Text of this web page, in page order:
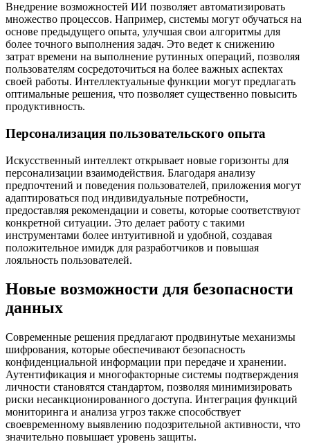
Внедрение возможностей ИИ позволяет автоматизировать
множество процессов. Например, системы могут обучаться на
основе предыдущего опыта, улучшая свои алгоритмы для
более точного выполнения задач. Это ведет к снижению
затрат времени на выполнение рутинных операций, позволяя
пользователям сосредоточиться на более важных аспектах
своей работы. Интеллектуальные функции могут предлагать
оптимальные решения, что позволяет существенно повысить
продуктивность.
Персонализация пользовательского опыта
Искусственный интеллект открывает новые горизонты для
персонализации взаимодействия. Благодаря анализу
предпочтений и поведения пользователей, приложения могут
адаптироваться под индивидуальные потребности,
предоставляя рекомендации и советы, которые соответствуют
конкретной ситуации. Это делает работу с такими
инструментами более интуитивной и удобной, создавая
положительное имидж для разработчиков и повышая
лояльность пользователей.
Новые возможности для безопасности
данных
Современные решения предлагают продвинутые механизмы
шифрования, которые обеспечивают безопасность
конфиденциальной информации при передаче и хранении.
Аутентификация и многофакторные системы подтверждения
личности становятся стандартом, позволяя минимизировать
риски несанкционированного доступа. Интеграция функций
мониторинга и анализа угроз также способствует
своевременному выявлению подозрительной активности, что
значительно повышает уровень защиты.